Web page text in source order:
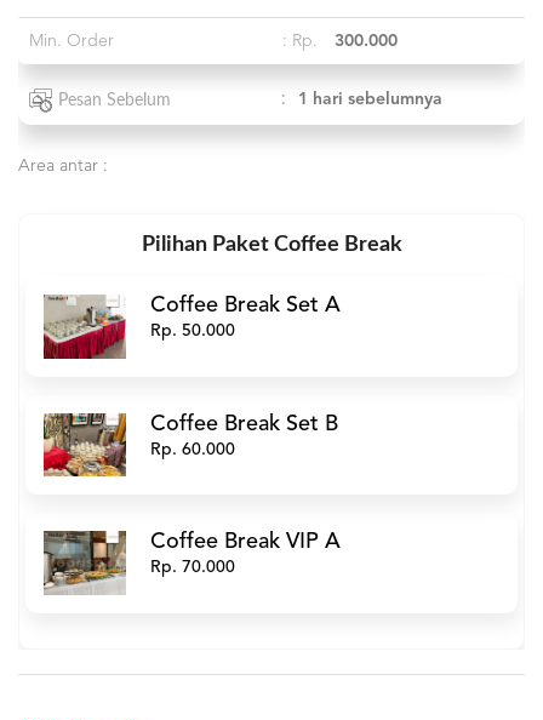
Min. Order : Rp. 300.000
Pesan Sebelum : 1 hari sebelumnya
Area antar :
Pilihan Paket Coffee Break
Coffee Break Set A
Rp. 50.000
Coffee Break Set B
Rp. 60.000
Coffee Break VIP A
Rp. 70.000